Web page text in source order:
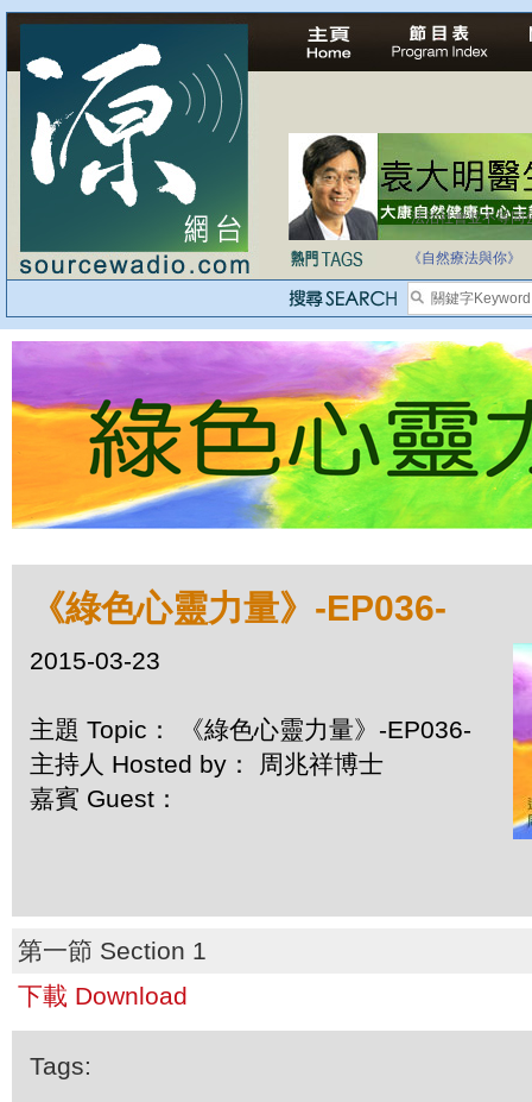
法治社會並不等同
《自然療法與你》
《綠色心靈力量》-EP036-
2015-03-23
主題 Topic： 《綠色心靈力量》-EP036-
主持人 Hosted by： 周兆祥博士
嘉賓 Guest：
第一節 Section 1
下載 Download
Tags: